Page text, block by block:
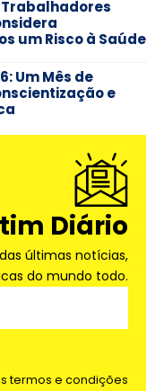
um Risco à Saúde
Um Mês de
e
Diário
últimas notícias,
do mundo todo.
termos e condições